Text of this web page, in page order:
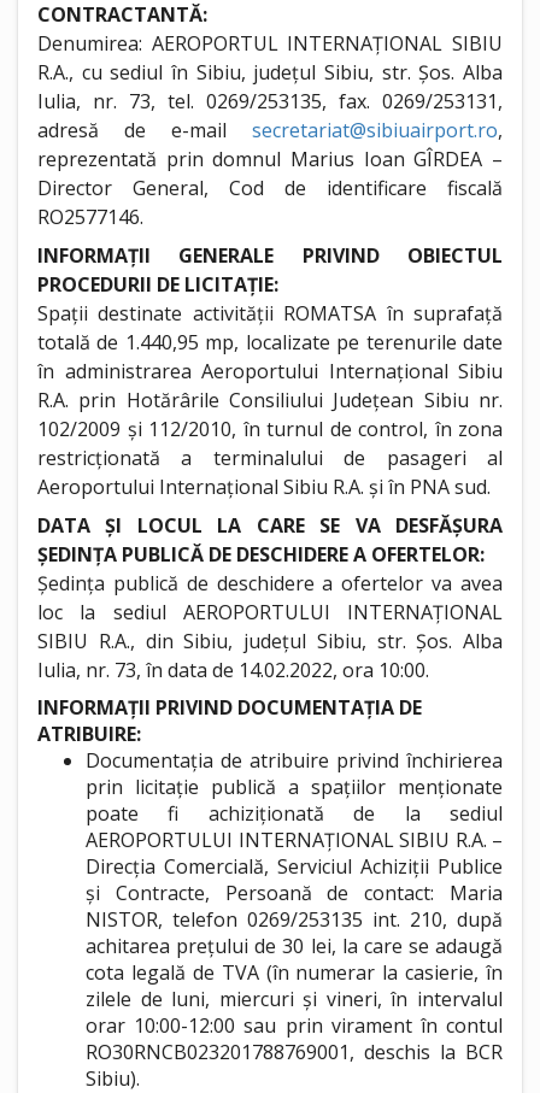
CONTRACTANTĂ:
Denumirea: AEROPORTUL INTERNAȚIONAL SIBIU
R.A., cu sediul în Sibiu, județul Sibiu, str. Șos. Alba
Iulia, nr. 73, tel. 0269/253135, fax. 0269/253131,
adresă de e-mail secretariat@sibiuairport.ro,
reprezentată prin domnul Marius Ioan GÎRDEA –
Director General, Cod de identificare fiscală
RO2577146.
INFORMAȚII GENERALE PRIVIND OBIECTUL
PROCEDURII DE LICITAȚIE:
Spații destinate activității ROMATSA în suprafață
totală de 1.440,95 mp, localizate pe terenurile date
în administrarea Aeroportului Internațional Sibiu
R.A. prin Hotărârile Consiliului Județean Sibiu nr.
102/2009 și 112/2010, în turnul de control, în zona
restricționată a terminalului de pasageri al
Aeroportului Internațional Sibiu R.A. și în PNA sud.
DATA ȘI LOCUL LA CARE SE VA DESFĂȘURA
ȘEDINȚA PUBLICĂ DE DESCHIDERE A OFERTELOR:
Ședința publică de deschidere a ofertelor va avea
loc la sediul AEROPORTULUI INTERNAȚIONAL
SIBIU R.A., din Sibiu, județul Sibiu, str. Șos. Alba
Iulia, nr. 73, în data de 14.02.2022, ora 10:00.
INFORMAȚII PRIVIND DOCUMENTAȚIA DE
ATRIBUIRE:
Documentația de atribuire privind închirierea
prin licitație publică a spațiilor menționate
poate fi achiziționată de la sediul
AEROPORTULUI INTERNAȚIONAL SIBIU R.A. –
Direcția Comercială, Serviciul Achiziții Publice
și Contracte, Persoană de contact: Maria
NISTOR, telefon 0269/253135 int. 210, după
achitarea prețului de 30 lei, la care se adaugă
cota legală de TVA (în numerar la casierie, în
zilele de luni, miercuri și vineri, în intervalul
orar 10:00-12:00 sau prin virament în contul
RO30RNCB023201788769001, deschis la BCR
Sibiu).